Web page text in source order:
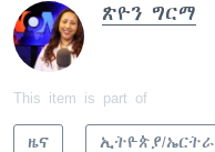
ጽዮን ግርማ
This item is part of
ዜና ኢትዮጵያ/ኤርትራ